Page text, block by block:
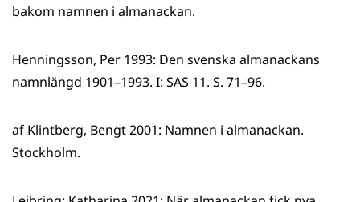
bakom namnen i almanackan.
Henningsson, Per 1993: Den svenska almanackans
namnlängd 1901–1993. I: SAS 11. S. 71–96.
af Klintberg, Bengt 2001: Namnen i almanackan.
Stockholm.